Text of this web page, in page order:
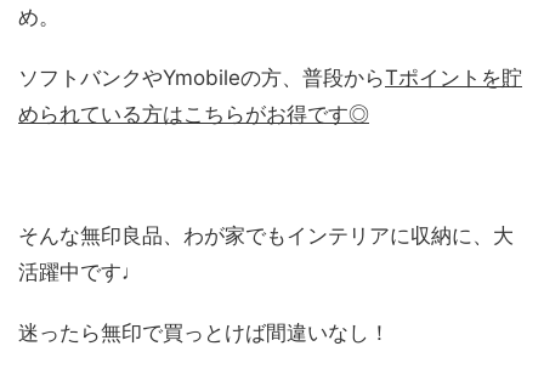
め。
ソフトバンクやYmobileの方、普段からTポイントを貯
められている方はこちらがお得です◎
そんな無印良品、わが家でもインテリアに収納に、大
活躍中です♩
迷ったら無印で買っとけば間違いなし！